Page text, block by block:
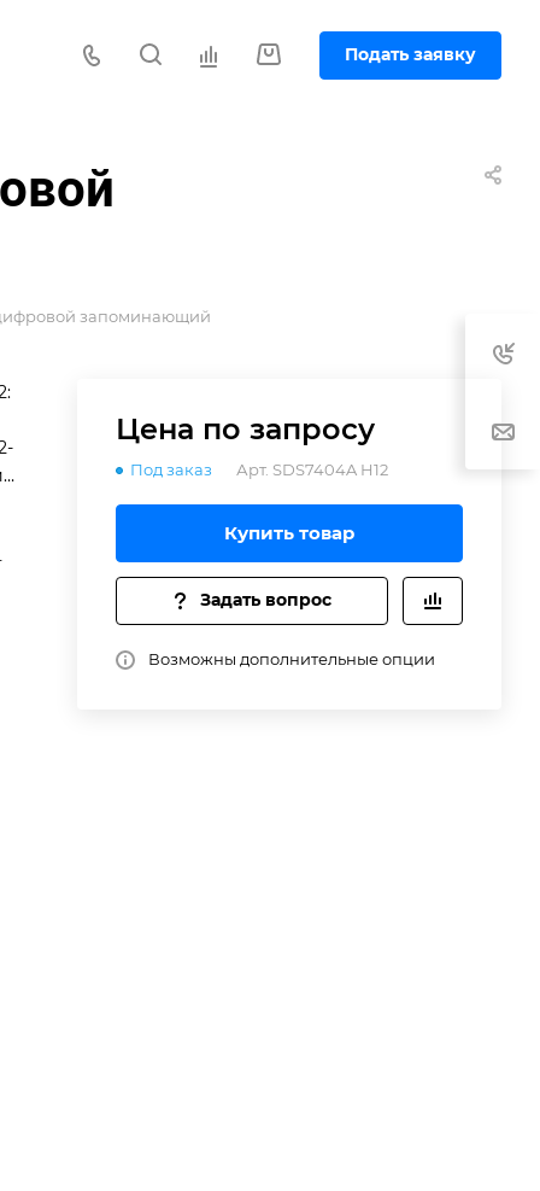
Подать заявку
цифровой запоминающий
Цена по запросу
Под заказ Арт. SDS7404A H12
Купить товар
Задать вопрос
Возможны дополнительные опции